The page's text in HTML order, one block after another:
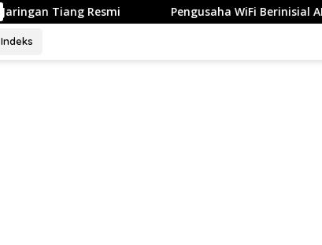
Pengusaha WiFi Berinisial AN di Tulang Bawang
Indeks